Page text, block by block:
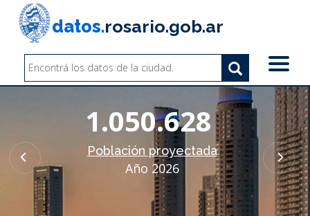
Pasar
contenido
datos.rosario.gob.ar
Buscar Search
1.050.628
Población proyectada
Año 2026